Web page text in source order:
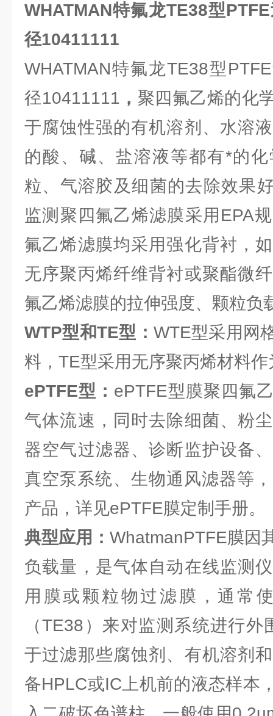
WHATMAN特氟龙TE38型
径10411111
WHATMAN特氟龙TE38型
径10411111 ， 聚四氟乙烯的化
于腐蚀性强的有机溶剂、水溶
的酸、碱、盐溶液等都有*的
粒、气溶胶及细菌的去除效果
监测聚四氟乙烯滤膜采用EPA
氟乙烯滤膜均采用强化背衬，
无序聚丙烯纤维背衬或聚酯微
氟乙烯滤膜的拉伸强度、颗粒负
WTP型和TE型： WTE型采用网
料，TE型采用无序聚丙烯材料作
ePTFE型： ePTFE型膜聚四氟
气体流速，同时去除细菌、粉
器空气过滤器、诊断监护设备
真空泵系统、生物通风滤器等
产品，详见ePTFE膜定制手册。
典型应用：WhatmanPTFE膜因
负载量，是气体自动在线监测
用膜或颗粒物过滤膜，通常
（TE38）来对监测系统进行
于过滤那些腐蚀剂、有机溶剂
备HPLC或IC上机前的液态样本